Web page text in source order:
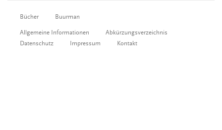
Bücher Buurman
Allgemeine Informationen
Abkürzungsverzeichnis
Datenschutz
Impressum Kontakt